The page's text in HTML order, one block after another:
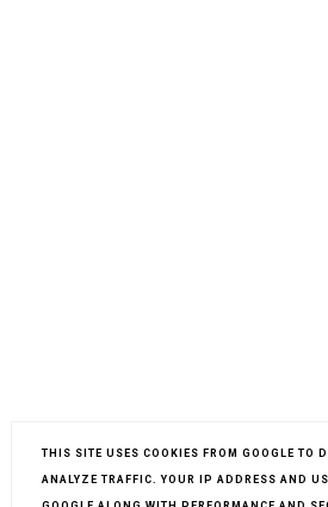
THIS SITE USES COOKIES FROM GOOGLE TO
ANALYZE TRAFFIC. YOUR IP ADDRESS AND